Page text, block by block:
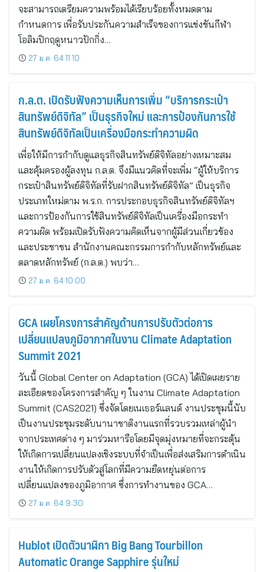
จะสามารถเตรียมความพร้อมได้เรียบร้อยทั้งหมดตาม
กำหนดการ เพื่อรับประกันความสำเร็จของการแข่งขันกีฬา
โอลิมปิกฤดูหนาวปักกิ่ง…
27 ม.ค. 64 11:10
ก.ล.ต. เปิดรับฟังความเห็นการเพิ่ม “บริการกระเป๋า
สินทรัพย์ดิจิทัล” เป็นธุรกิจใหม่ และการป้องกันการใช้
สินทรัพย์ดิจิทัลเป็นเครื่องมือกระทำความผิด
เพื่อให้มีการกำกับดูแลธุรกิจสินทรัพย์ดิจิทัลอย่างเหมาะสม
และคุ้มครองผู้ลงทุน ก.ล.ต. จึงมีแนวคิดที่จะเพิ่ม “ผู้ให้บริการ
กระเป๋าสินทรัพย์ดิจิทัลที่รับฝากสินทรัพย์ดิจิทัล” เป็นธุรกิจ
ประเภทใหม่ตาม พ.ร.ก. การประกอบธุรกิจสินทรัพย์ดิจิทัลฯ
และการป้องกันการใช้สินทรัพย์ดิจิทัลเป็นเครื่องมือกระทำ
ความผิด พร้อมเปิดรับฟังความคิดเห็นจากผู้มีส่วนเกี่ยวข้อง
และประชาชน สำนักงานคณะกรรมการกำกับหลักทรัพย์และ
ตลาดหลักทรัพย์ (ก.ล.ต.) พบว่า…
27 ม.ค. 64 10:00
GCA เผยโครงการสำคัญด้านการปรับตัวต่อการ
เปลี่ยนแปลงภูมิอากาศในงาน Climate Adaptation
Summit 2021
วันนี้ Global Center on Adaptation (GCA) ได้เปิดเผยราย
ละเอียดของโครงการสำคัญ ๆ ในงาน Climate Adaptation
Summit (CAS2021) ซึ่งจัดโดยเนเธอร์แลนด์ งานประชุมนี้นับ
เป็นงานประชุมระดับนานาชาติงานแรกที่รวบรวมเหล่าผู้นำ
จากประเทศต่าง ๆ มาร่วมหารือโดยมีจุดมุ่งหมายที่จะกระตุ้น
ให้เกิดการเปลี่ยนแปลงเชิงระบบที่จำเป็นเพื่อส่งเสริมการดำเนิน
งานให้เกิดการปรับตัวสู่โลกที่มีความยืดหยุ่นต่อการ
เปลี่ยนแปลงของภูมิอากาศ ซึ่งการทำงานของ GCA…
27 ม.ค. 64 9:30
Hublot เปิดตัวนาฬิกา Big Bang Tourbillon
Automatic Orange Sapphire รุ่นใหม่